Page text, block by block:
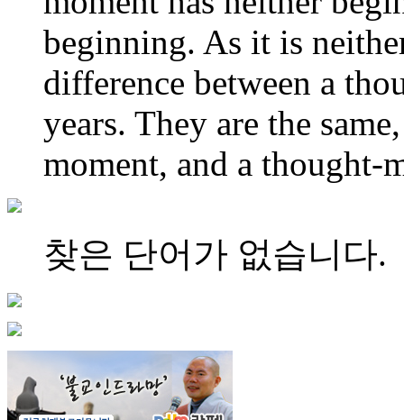
beginning. As it is
difference between a
years. They are the
moment, and a thought-
찾은 단어가 없습니다.